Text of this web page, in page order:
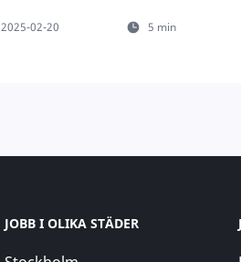
2025-02-20 5 min
JOBB I OLIKA STÄDER